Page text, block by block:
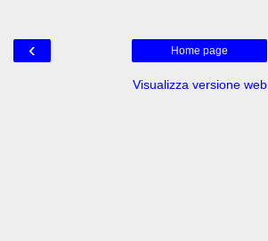
‹ Home page
Visualizza versione web